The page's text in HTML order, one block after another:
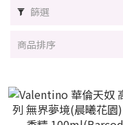
篩選
商品排序